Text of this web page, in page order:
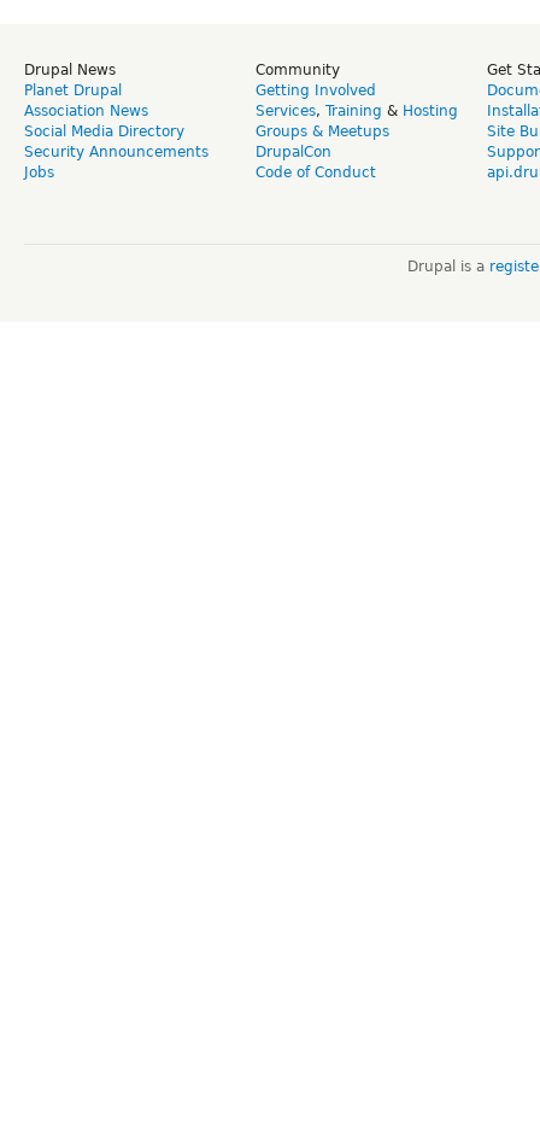
Drupal News
Planet Drupal
Association News
Social Media Directory
Security Announcements
Jobs
Community
Getting Involved
Services, Training & Hosting
Groups & Meetups
DrupalCon
Code of Conduct
Get
Site
Drupal is a